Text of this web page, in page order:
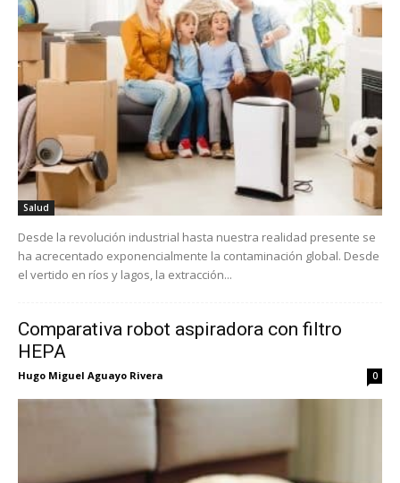
Salud
Desde la revolución industrial hasta nuestra realidad presente se
ha acrecentado exponencialmente la contaminación global. Desde
el vertido en ríos y lagos, la extracción...
Comparativa robot aspiradora con filtro
HEPA
Hugo Miguel Aguayo Rivera 0